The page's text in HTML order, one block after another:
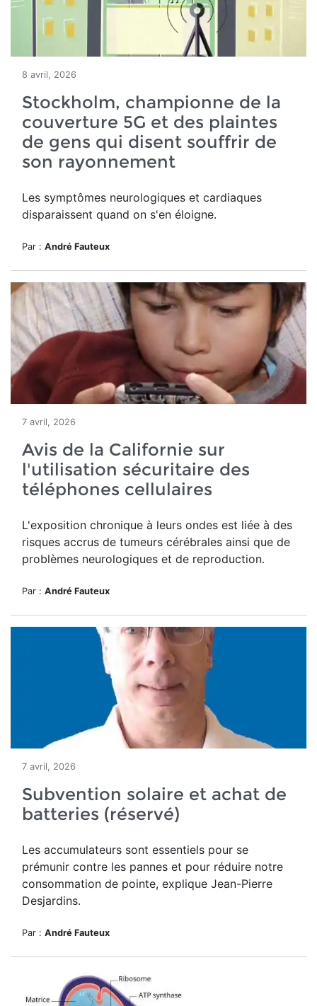
8 avril, 2026
Stockholm, championne de la
couverture 5G et des plaintes
de gens qui disent souffrir de
son rayonnement
Les symptômes neurologiques et cardiaques
disparaissent quand on s'en éloigne.
Par : André Fauteux
7 avril, 2026
Avis de la Californie sur
l'utilisation sécuritaire des
téléphones cellulaires
L'exposition chronique à leurs ondes est liée à des
risques accrus de tumeurs cérébrales ainsi que de
problèmes neurologiques et de reproduction.
Par : André Fauteux
7 avril, 2026
Subvention solaire et achat de
batteries (réservé)
Les accumulateurs sont essentiels pour se
prémunir contre les pannes et pour réduire notre
consommation de pointe, explique Jean-Pierre
Desjardins.
Par : André Fauteux